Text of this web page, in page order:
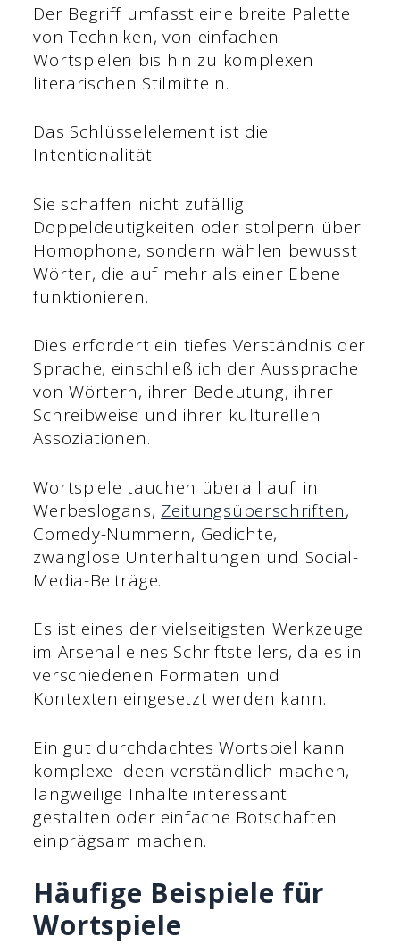
Der Begriff umfasst eine breite Palette
von Techniken, von einfachen
Wortspielen bis hin zu komplexen
literarischen Stilmitteln.
Das Schlüsselelement ist die
Intentionalität.
Sie schaffen nicht zufällig
Doppeldeutigkeiten oder stolpern über
Homophone, sondern wählen bewusst
Wörter, die auf mehr als einer Ebene
funktionieren.
Dies erfordert ein tiefes Verständnis der
Sprache, einschließlich der Aussprache
von Wörtern, ihrer Bedeutung, ihrer
Schreibweise und ihrer kulturellen
Assoziationen.
Wortspiele tauchen überall auf: in
Werbeslogans, Zeitungsüberschriften,
Comedy-Nummern, Gedichte,
zwanglose Unterhaltungen und Social-
Media-Beiträge.
Es ist eines der vielseitigsten Werkzeuge
im Arsenal eines Schriftstellers, da es in
verschiedenen Formaten und
Kontexten eingesetzt werden kann.
Ein gut durchdachtes Wortspiel kann
komplexe Ideen verständlich machen,
langweilige Inhalte interessant
gestalten oder einfache Botschaften
einprägsam machen.
Häufige Beispiele für
Wortspiele